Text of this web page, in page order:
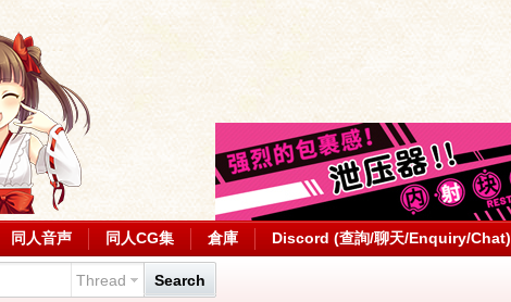
同人音声 同人CG集 倉庫 Discord (查詢/聊天/Enquiry/Chat)
Thread Search